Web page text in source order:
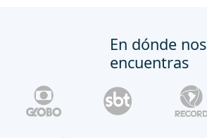
En dónde nos
encuentras